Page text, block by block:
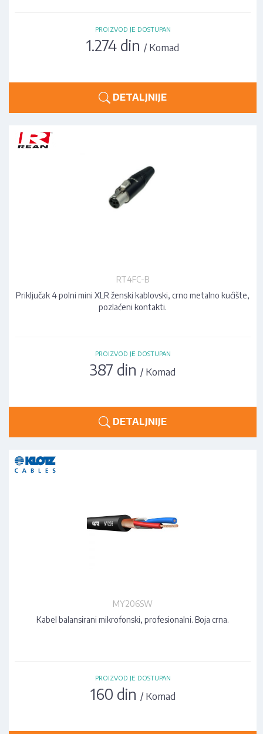
PROIZVOD JE DOSTUPAN
1.274 din / Komad
DETALJNIJE
RT4FC-B
Priključak 4 polni mini XLR ženski kablovski, crno metalno kućište,
pozlaćeni kontakti.
PROIZVOD JE DOSTUPAN
387 din / Komad
DETALJNIJE
MY206SW
Kabel balansirani mikrofonski, profesionalni. Boja crna.
PROIZVOD JE DOSTUPAN
160 din / Komad